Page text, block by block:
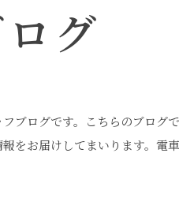
グ
ブログです。こちらのブログ
をお届けしてまいります。電